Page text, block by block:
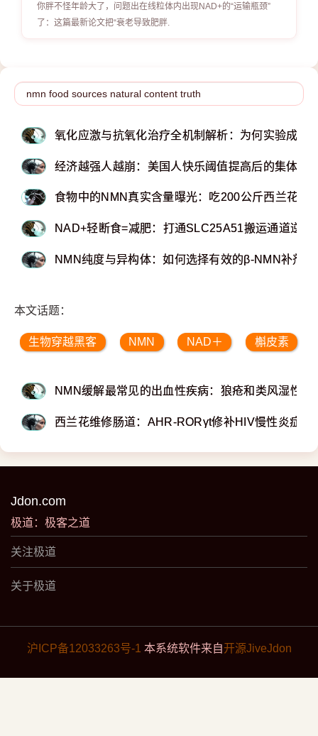
你胖不怪年龄大了，问题出在线粒体内出现NAD+的“运输瓶颈”
了：这篇最新论文把“衰老导致肥胖.
氧化应激与抗氧化治疗全机制解析：为何实验成功
经济越强人越崩：美国人快乐阈值提高后的集体抑
食物中的NMN真实含量曝光：吃200公斤西兰花才
NAD+轻断食=减肥：打通SLC25A51搬运通道逆转
NMN纯度与异构体：如何选择有效的β-NMN补剂
本文话题：
生物穿越黑客 NMN NAD＋ 槲皮素
NMN缓解最常见的出血性疾病：狼疮和类风湿性关
西兰花维修肠道：AHR-RORγt修补HIV慢性炎症与
Jdon.com
极道：极客之道
关注极道
关于极道
沪ICP备12033263号-1 本系统软件来自开源JiveJdon